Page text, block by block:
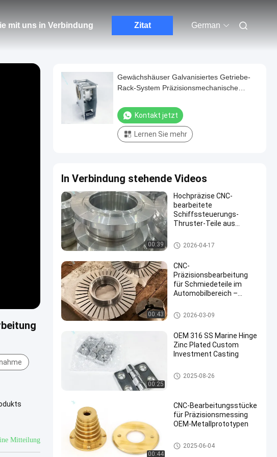
mit uns in Verbindung Zitat German
Mitteilung
Gewächshäuser Galvanisiertes Getriebe-
Rack-System Präzisionsmechanische
Kontakt jetzt
Lernen Sie mehr
In Verbindung stehende Videos
00:39
Hochpräzise CNC-
bearbeitete
Schiffssteuerungs-
Thruster-Teile aus
Aluminiumlegierung für
die großtechnische
Fertigung
Maschinenteile
2026-04-17
00:43
CNC-
Präzisionsbearbeitung
für Schmiedeteile im
Automobilbereich –
Nabenkomponenten
Maschinenteile
2026-03-09
00:25
OEM 316 SS Marine Hinge
Zinc Plated Custom
Investment Casting
Maschinenteile
2025-08-26
00:44
CNC-Bearbeitungsstücke
für Präzisionsmessing
OEM-Metallprototypen
Teile zum Schmieden von Kup
fer
2025-06-04